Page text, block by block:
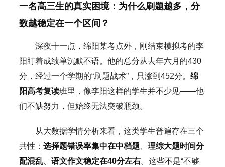
一名高三生的真实困境：为什么刷题越多，分
数越稳定在一个区间？
深夜十一点，绵阳某考点外，刚结束模拟考的李
阳盯着成绩单沉默不语。他的总分从去年六月的430
分，经过一个学期的“刷题战术”，只涨到452分。 绵
阳高考复读班里，像李阳这样的学生并不少见——他
们不缺努力，但始终无法突破瓶颈。
从大数据学情分析来看，这类学生普遍存在三个
共性： 选择题错误率集中在中档题、 理综大题时间分
配混乱、 语文作文稳定在40分左右。这些不是“不够